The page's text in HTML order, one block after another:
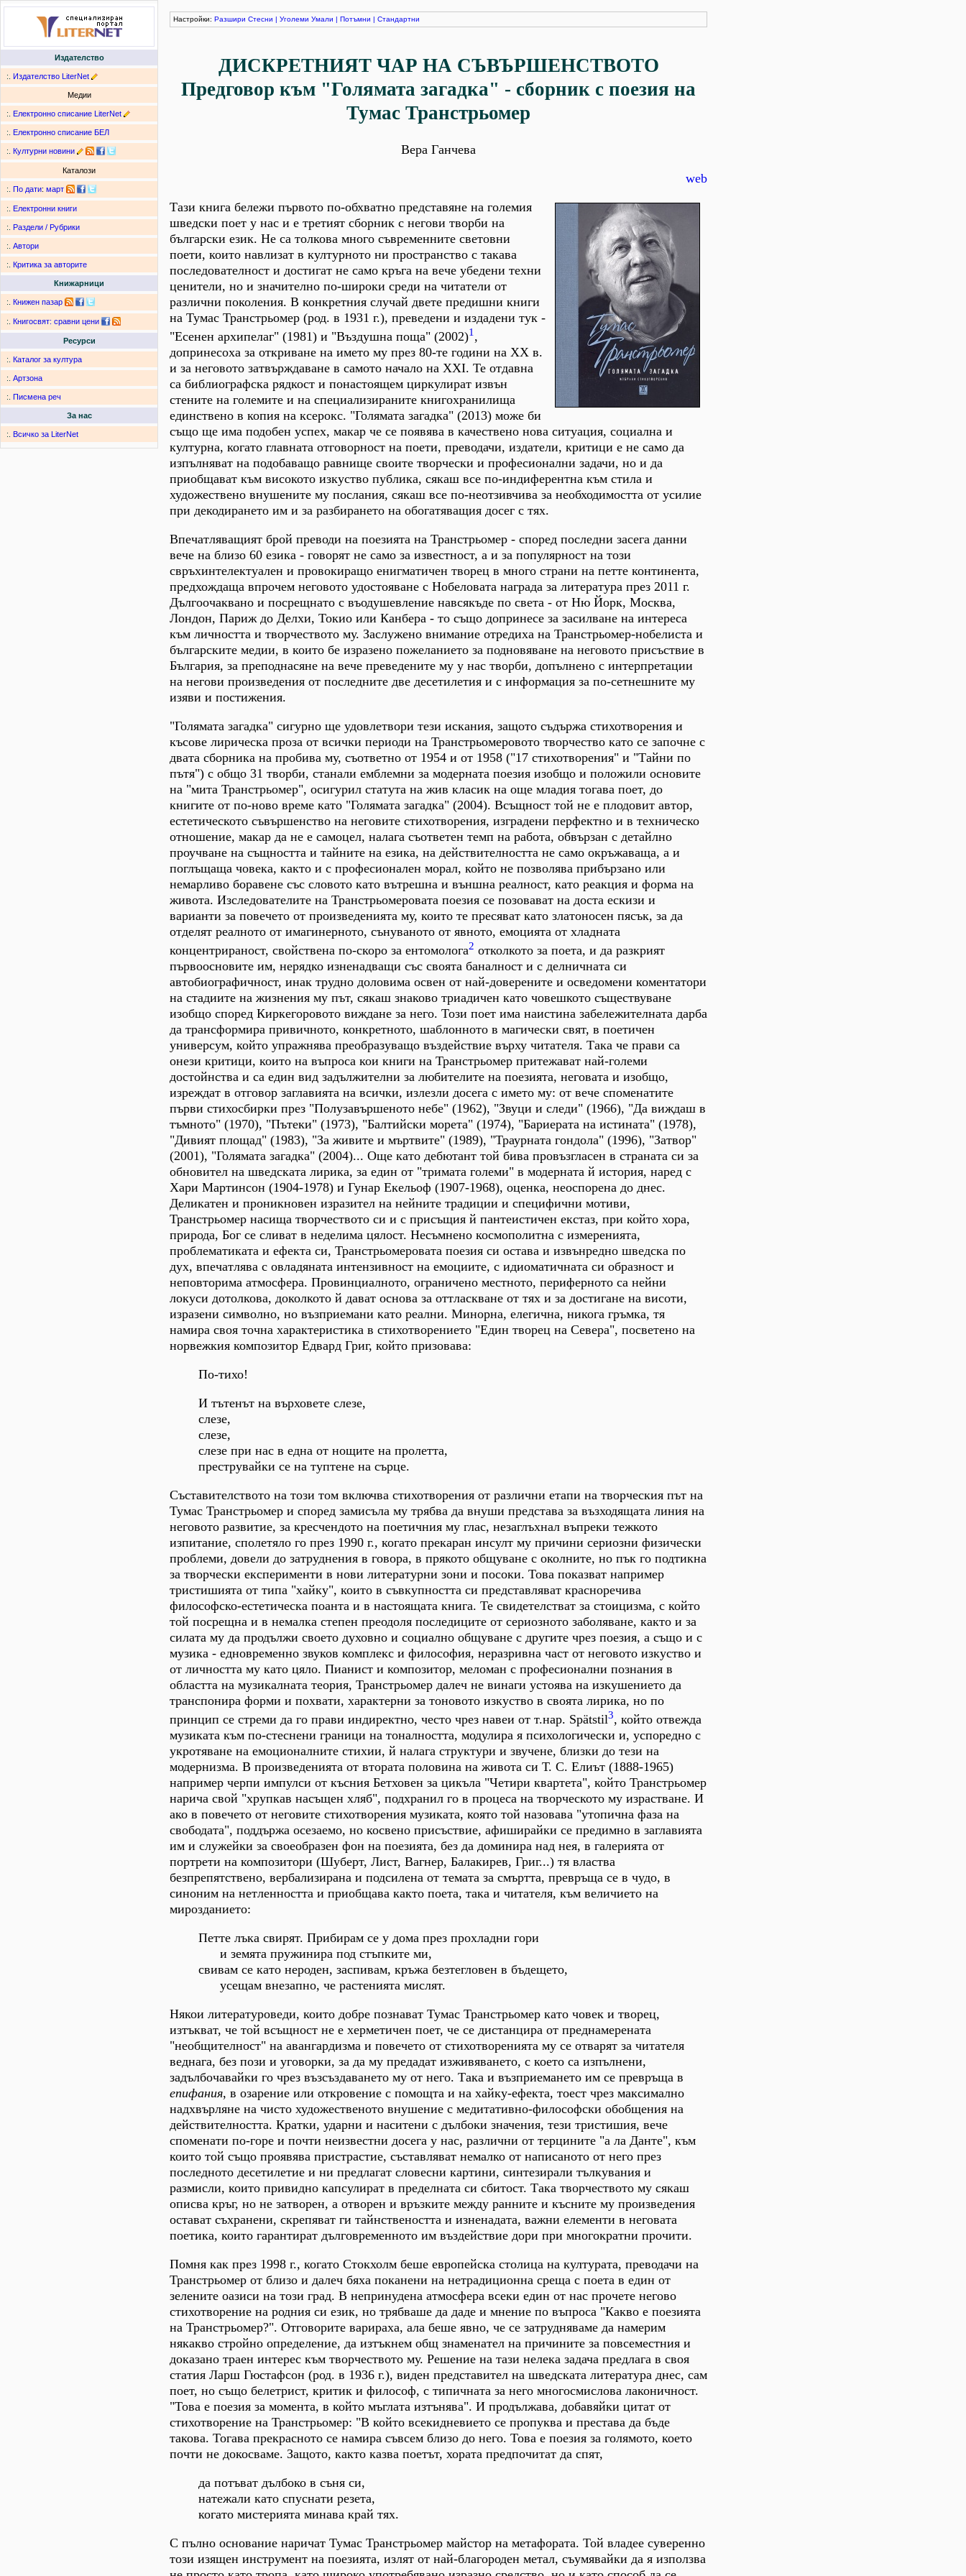
Издателство
:. Издателство LiterNet
Медии
:. Електронно списание LiterNet
:. Електронно списание БЕЛ
:. Културни новини
Каталози
:. По дати: март
:. Електронни книги
:. Раздели / Рубрики
:. Автори
:. Критика за авторите
Книжарници
:. Книжен пазар
:. Книгосвят: сравни цени
Ресурси
:. Каталог за култура
:. Артзона
:. Писмена реч
За нас
:. Всичко за LiterNet
Настройки: Разшири Стесни | Уголеми Умали | Потъмни | Стандартни
ДИСКРЕТНИЯТ ЧАР НА СЪВЪРШЕНСТВОТО
Предговор към "Голямата загадка" - сборник с поезия на
Тумас Транстрьомер
Вера Ганчева
web
Тази книга бележи първото по-обхватно представяне на големия
шведски поет у нас и е третият сборник с негови творби на
български език. Не са толкова много съвременните световни
поети, които навлизат в културното ни пространство с такава
последователност и достигат не само кръга на вече убедени техни
ценители, но и значително по-широки среди на читатели от
различни поколения. В конкретния случай двете предишни книги
на Тумас Транстрьомер (род. в 1931 г.), преведени и издадени тук -
"Есенен архипелаг" (1981) и "Въздушна поща" (2002)1 ,
допринесоха за откриване на името му през 80-те години на ХХ в.
и за неговото затвърждаване в самото начало на ХХI. Те отдавна
са библиографска рядкост и понастоящем циркулират извън
стените на големите и на специализираните книгохранилища
единствено в копия на ксерокс. "Голямата загадка" (2013) може би
също ще има подобен успех, макар че се появява в качествено нова ситуация, социална и
културна, когато главната отговорност на поети, преводачи, издатели, критици е не само да
изпълняват на подобаващо равнище своите творчески и професионални задачи, но и да
приобщават към високото изкуство публика, сякаш все по-индиферентна към стила и
художествено внушените му послания, сякаш все по-неотзивчива за необходимостта от усилие
при декодирането им и за разбирането на обогатяващия досег с тях.
Впечатляващият брой преводи на поезията на Транстрьомер - според последни засега данни
вече на близо 60 езика - говорят не само за известност, а и за популярност на този
свръхинтелектуален и провокиращо енигматичен творец в много страни на петте континента,
предхождаща впрочем неговото удостояване с Нобеловата награда за литература през 2011 г.
Дългоочаквано и посрещнато с въодушевление навсякъде по света - от Ню Йорк, Москва,
Лондон, Париж до Делхи, Токио или Канбера - то също допринесе за засилване на интереса
към личността и творчеството му. Заслужено внимание отредиха на Транстрьомер-нобелиста и
българските медии, в които бе изразено пожеланието за подновяване на неговото присъствие в
България, за преподнасяне на вече преведените му у нас творби, допълнено с интерпретации
на негови произведения от последните две десетилетия и с информация за по-сетнешните му
изяви и постижения.
"Голямата загадка" сигурно ще удовлетвори тези искания, защото съдържа стихотворения и
късове лирическа проза от всички периоди на Транстрьомеровото творчество като се започне с
двата сборника на пробива му, съответно от 1954 и от 1958 ("17 стихотворения" и "Тайни по
пътя") с общо 31 творби, станали емблемни за модерната поезия изобщо и положили основите
на "мита Транстрьомер", осигурил статута на жив класик на още младия тогава поет, до
книгите от по-ново време като "Голямата загадка" (2004). Всъщност той не е плодовит автор,
естетическото съвършенство на неговите стихотворения, изградени перфектно и в техническо
отношение, макар да не е самоцел, налага съответен темп на работа, обвързан с детайлно
проучване на същността и тайните на езика, на действителността не само окръжаваща, а и
поглъщаща човека, както и с професионален морал, който не позволява прибързано или
немарливо боравене със словото като вътрешна и външна реалност, като реакция и форма на
живота. Изследователите на Транстрьомеровата поезия се позовават на доста ескизи и
варианти за повечето от произведенията му, които те пресяват като златоносен пясък, за да
отделят реалното от имагинерното, сънуваното от явното, емоцията от хладната
концентрираност, свойствена по-скоро за ентомолога2 отколкото за поета, и да разкрият
първоосновите им, нерядко изненадващи със своята баналност и с делничната си
автобиографичност, инак трудно доловима освен от най-доверените и осведомени коментатори
на стадиите на жизнения му път, сякаш знаково триадичен като човешкото съществуване
изобщо според Киркегоровото виждане за него. Този поет има наистина забележителната дарба
да трансформира привичното, конкретното, шаблонното в магически свят, в поетичен
универсум, който упражнява преобразуващо въздействие върху читателя. Така че прави са
онези критици, които на въпроса кои книги на Транстрьомер притежават най-големи
достойнства и са един вид задължителни за любителите на поезията, неговата и изобщо,
изреждат в отговор заглавията на всички, излезли досега с името му: от вече споменатите
първи стихосбирки през "Полузавършеното небе" (1962), "Звуци и следи" (1966), "Да виждаш в
тъмното" (1970), "Пътеки" (1973), "Балтийски морета" (1974), "Бариерата на истината" (1978),
"Дивият площад" (1983), "За живите и мъртвите" (1989), "Траурната гондола" (1996), "Затвор"
(2001), "Голямата загадка" (2004)... Още като дебютант той бива провъзгласен в страната си за
обновител на шведската лирика, за един от "тримата големи" в модерната й история, наред с
Хари Мартинсон (1904-1978) и Гунар Екельоф (1907-1968), оценка, неоспорена до днес.
Деликатен и проникновен изразител на нейните традиции и специфични мотиви,
Транстрьомер насища творчеството си и с присъщия й пантеистичен екстаз, при който хора,
природа, Бог се сливат в неделима цялост. Несъмнено космополитна с измеренията,
проблематиката и ефекта си, Транстрьомеровата поезия си остава и извънредно шведска по
дух, впечатлява с овладяната интензивност на емоциите, с идиоматичната си образност и
неповторима атмосфера. Провинциалното, ограничено местното, периферното са нейни
локуси дотолкова, доколкото й дават основа за оттласкване от тях и за достигане на висоти,
изразени символно, но възприемани като реални. Минорна, елегична, никога гръмка, тя
намира своя точна характеристика в стихотворението "Един творец на Севера", посветено на
норвежкия композитор Едвард Григ, който призовава:
По-тихо!
И тътенът на върховете слезе,
слезе,
слезе,
слезе при нас в една от нощите на пролетта,
преструвайки се на туптене на сърце.
Съставителството на този том включва стихотворения от различни етапи на творческия път на
Тумас Транстрьомер и според замисъла му трябва да внуши представа за възходящата линия на
неговото развитие, за кресчендото на поетичния му глас, незаглъхнал въпреки тежкото
изпитание, сполетяло го през 1990 г., когато прекаран инсулт му причини сериозни физически
проблеми, довели до затруднения в говора, в прякото общуване с околните, но пък го подтикна
за творчески експерименти в нови литературни зони и посоки. Това показват например
тристишията от типа "хайку", които в съвкупността си представляват красноречива
философско-естетическа поанта и в настоящата книга. Те свидетелстват за стоицизма, с който
той посрещна и в немалка степен преодоля последиците от сериозното заболяване, както и за
силата му да продължи своето духовно и социално общуване с другите чрез поезия, а също и с
музика - едновременно звуков комплекс и философия, неразривна част от неговото изкуство и
от личността му като цяло. Пианист и композитор, меломан с професионални познания в
областта на музикалната теория, Транстрьомер далеч не винаги устоява на изкушението да
транспонира форми и похвати, характерни за тоновото изкуство в своята лирика, но по
принцип се стреми да го прави индиректно, често чрез навеи от т.нар. Spätstil3, който отвежда
музиката към по-стеснени граници на тоналността, модулира я психологически и, успоредно с
укротяване на емоционалните стихии, й налага структури и звучене, близки до тези на
модернизма. В произведенията от втората половина на живота си Т. С. Елиът (1888-1965)
например черпи импулси от късния Бетховен за цикъла "Четири квартета", който Транстрьомер
нарича свой "хрупкав насъщен хляб", подхранил го в процеса на творческото му израстване. И
ако в повечето от неговите стихотворения музиката, която той назовава "утопична фаза на
свободата", поддържа осезаемо, но косвено присъствие, афиширайки се предимно в заглавията
им и служейки за своеобразен фон на поезията, без да доминира над нея, в галерията от
портрети на композитори (Шуберт, Лист, Вагнер, Балакирев, Григ...) тя властва
безпрепятствено, вербализирана и подсилена от темата за смъртта, превръща се в чудо, в
синоним на нетленността и приобщава както поета, така и читателя, към величието на
мирозданието:
Петте лъка свирят. Прибирам се у дома през прохладни гори
и земята пружинира под стъпките ми,
свивам се като нероден, заспивам, кръжа безтегловен в бъдещето,
усещам внезапно, че растенията мислят.
Някои литературоведи, които добре познават Тумас Транстрьомер като човек и творец,
изтъкват, че той всъщност не е херметичен поет, че се дистанцира от преднамерената
"необщителност" на авангардизма и повечето от стихотворенията му се отварят за читателя
веднага, без пози и уговорки, за да му предадат изживяването, с което са изпълнени,
задълбочавайки го чрез възсъздаването му от него. Така и възприемането им се превръща в
епифания, в озарение или откровение с помощта и на хайку-ефекта, тоест чрез максимално
надхвърляне на чисто художественото внушение с медитативно-философски обобщения на
действителността. Кратки, ударни и наситени с дълбоки значения, тези тристишия, вече
споменати по-горе и почти неизвестни досега у нас, различни от терцините "а ла Данте", към
които той също проявява пристрастие, съставляват немалко от написаното от него през
последното десетилетие и ни предлагат словесни картини, синтезирали тълкувания и
размисли, които привидно капсулират в пределната си сбитост. Така творчеството му сякаш
описва кръг, но не затворен, а отворен и връзките между ранните и късните му произведения
остават съхранени, скрепяват ги тайнствеността и изненадата, важни елементи в неговата
поетика, които гарантират дълговременното им въздействие дори при многократни прочити.
Помня как през 1998 г., когато Стокхолм беше европейска столица на културата, преводачи на
Транстрьомер от близо и далеч бяха поканени на нетрадиционна среща с поета в един от
зелените оазиси на този град. В непринудена атмосфера всеки един от нас прочете негово
стихотворение на родния си език, но трябваше да даде и мнение по въпроса "Какво е поезията
на Транстрьомер?". Отговорите варираха, ала беше явно, че се затрудняваме да намерим
някакво стройно определение, да изтъкнем общ знаменател на причините за повсеместния и
доказано траен интерес към творчеството му. Решение на тази нелека задача предлага в своя
статия Ларш Гюстафсон (род. в 1936 г.), виден представител на шведската литература днес, сам
поет, но също белетрист, критик и философ, с типичната за него многосмислова лаконичност.
"Това е поезия за момента, в който мъглата изтънява". И продължава, добавяйки цитат от
стихотворение на Транстрьомер: "В който всекидневието се пропуква и престава да бъде
такова. Тогава прекрасното се намира съвсем близо до него. Това е поезия за голямото, което
почти не докосваме. Защото, както казва поетът, хората предпочитат да спят,
да потъват дълбоко в съня си,
натежали като спуснати резета,
когато мистерията минава край тях.
С пълно основание наричат Тумас Транстрьомер майстор на метафората. Той владее суверенно
този изящен инструмент на поезията, излят от най-благороден метал, съумявайки да я използва